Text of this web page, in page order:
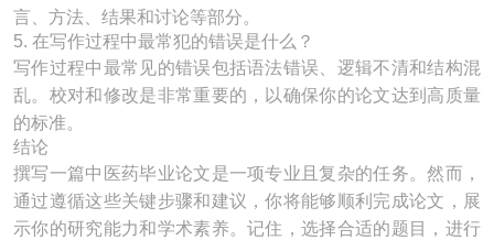
言、方法、结果和讨论等部分。
5. 在写作过程中最常犯的错误是什么？
写作过程中最常见的错误包括语法错误、逻辑不清和结构混
乱。校对和修改是非常重要的，以确保你的论文达到高质量
的标准。
结论
撰写一篇中医药毕业论文是一项专业且复杂的任务。然而，
通过遵循这些关键步骤和建议，你将能够顺利完成论文，展
示你的研究能力和学术素养。记住，选择合适的题目，进行